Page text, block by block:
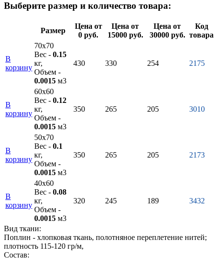
Выберите размер и количество товара:
Размер
Цена от
0 руб.
Цена от
15000 руб.
Цена от
30000 руб.
Код
товара
В
корзину
70х70
Вес - 0.15
кг,
Объем -
0.0015 м3
430 330 254 2175
В
корзину
60х60
Вес - 0.12
кг,
Объем -
0.0015 м3
350 265 205 3010
В
корзину
50х70
Вес - 0.1
кг,
Объем -
0.0015 м3
350 265 205 2173
В
корзину
40х60
Вес - 0.08
кг,
Объем -
0.0015 м3
320 245 189 3432
Вид ткани:
Поплин - хлопковая ткань, полотняное переплетение нитей;
плотность 115-120 гр/м,
Состав: